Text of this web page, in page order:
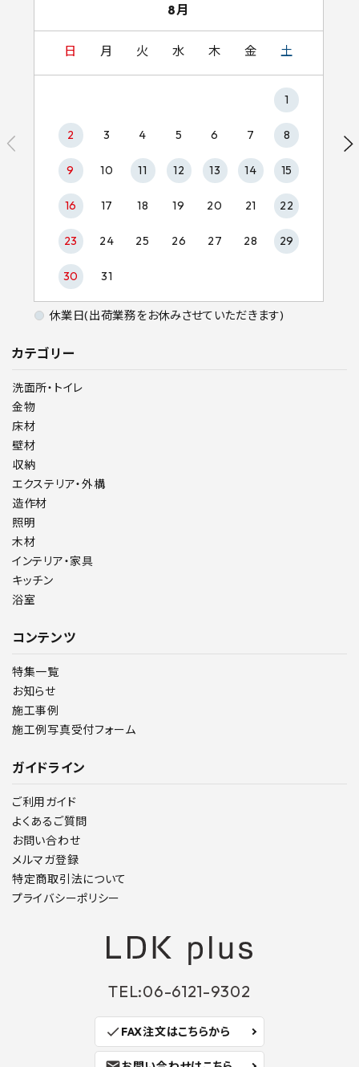
カテゴリー
洗面所・トイレ
金物
床材
壁材
収納
エクステリア・外構
造作材
照明
木材
インテリア・家具
キッチン
浴室
コンテンツ
特集一覧
お知らせ
施工事例
施工例写真受付フォーム
ガイドライン
ご利用ガイド
よくあるご質問
お問い合わせ
メルマガ登録
特定商取引法について
プライバシーポリシー
8月
日 月 火 水 木 金 土
1
2 3 4 5 6 7 8
9 10 11 12 13 14 15
16 17 18 19 20 21 22
23 24 25 26 27 28 29
30 31
休業日(出荷業務をお休みさせていただきます)
TEL:06-6121-9302
checkFAX注文はこちらから